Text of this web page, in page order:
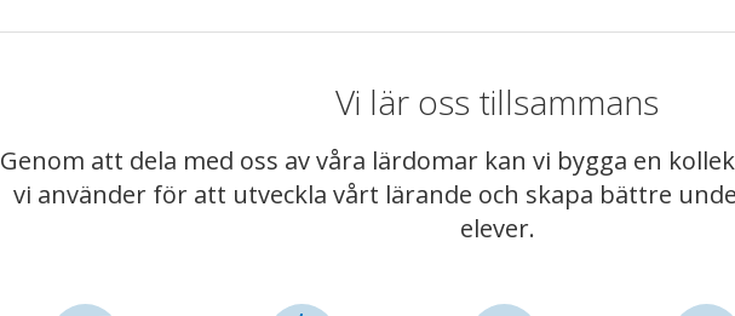
Vi lär oss tillsammans
Genom att dela med oss av våra lärdomar kan vi bygga en
vi använder för att utveckla vårt lärande och skapa bättre
elever.